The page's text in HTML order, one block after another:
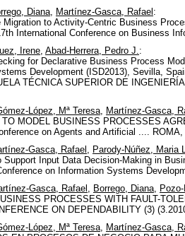
Diana, Martínez-Gasca, Rafael :
to Activity-Centric Business
International Conference on Business
Irene, Abad-Herrera, Pedro J.:
for Declarative Business Process
Development (ISD2013), Sevilla,
TÉCNICA SUPERIOR DE
López, Mª Teresa, Martínez-Gasca,
MODEL BUSINESS PROCESSES
on Agents and Artificial ....
Gasca, Rafael , Parody-Núñez, Maria
Support Input Data Decision-Making in
on Information Systems
Gasca, Rafael , Borrego, Diana,
PROCESSES WITH FAULT-
ON DEPENDABILITY (3)
López, Mª Teresa, Martínez-Gasca,